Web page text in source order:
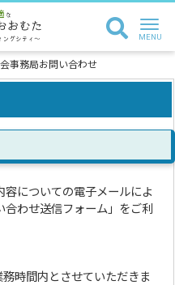
事務局お問い合わせ
容についての電子メールによ
わせ送信フォーム」をご利
時間内とさせていただきま